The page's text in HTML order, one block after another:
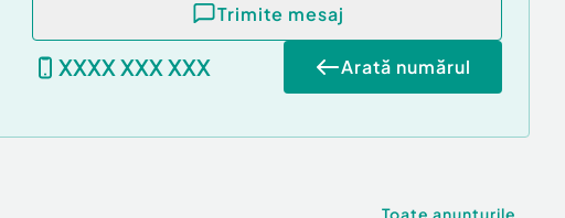
Trimite mesaj
XXXX XXX XXX Arată numărul
Toate anunturile